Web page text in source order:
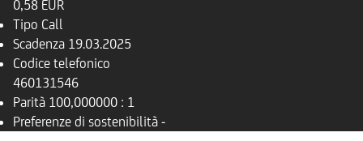
0,58 EUR
Tipo Call
Scadenza 19.03.2025
Codice telefonico
460131546
Parità 100,000000 : 1
Preferenze di sostenibilità -